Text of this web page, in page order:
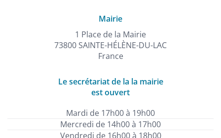
Mairie
1 Place de la Mairie
73800 SAINTE-HÉLÈNE-DU-LAC
France
Le secrétariat de la la mairie
est ouvert
Mardi de 17h00 à 19h00
Mercredi de 14h00 à 17h00
Vendredi de 16h00 à 18h00